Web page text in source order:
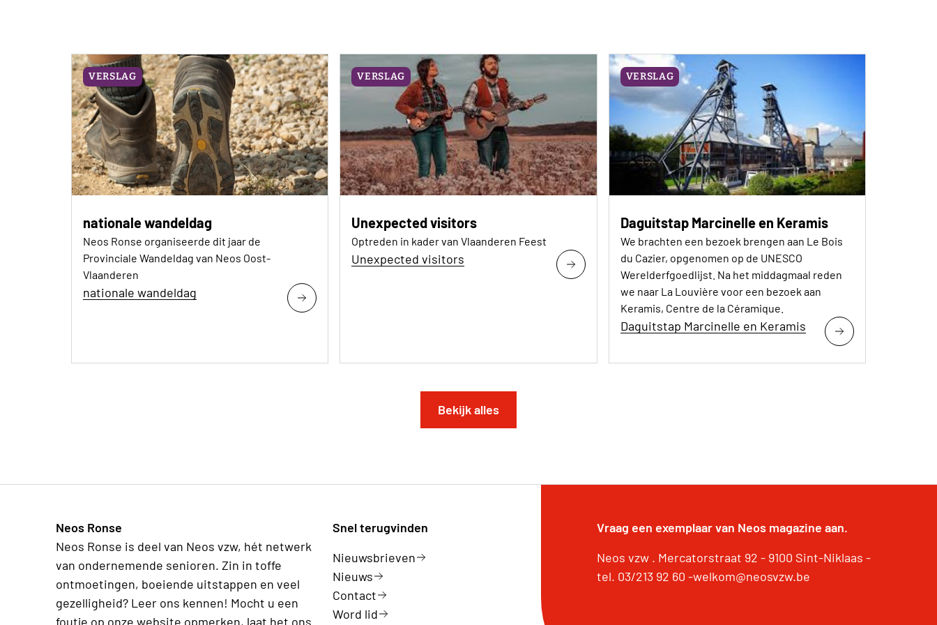
VERSLAG
nationale wandeldag
Neos Ronse organiseerde dit jaar de
Provinciale Wandeldag van Neos Oost-
Vlaanderen
nationale wandeldag
VERSLAG
Unexpected visitors
Optreden in kader van Vlaanderen Feest
Unexpected visitors
VERSLAG
Daguitstap Marcinelle en Keramis
We brachten een bezoek brengen aan Le Bois
du Cazier, opgenomen op de UNESCO
Werelderfgoedlijst. Na het middagmaal reden
we naar La Louvière voor een bezoek aan
Keramis, Centre de la Céramique.
Daguitstap Marcinelle en Keramis
Bekijk alles
Neos Ronse
Neos Ronse is deel van Neos vzw, hét netwerk
van ondernemende senioren. Zin in toffe
ontmoetingen, boeiende uitstappen en veel
gezelligheid? Leer ons kennen! Mocht u een
foutje op onze website opmerken, laat het ons
Snel terugvinden
Nieuwsbrieven
Nieuws
Contact
Word lid
Vraag een exemplaar van Neos magazine aan.
Neos vzw . Mercatorstraat 92 - 9100 Sint-Niklaas -
tel. 03/213 92 60 -welkom@neosvzw.be